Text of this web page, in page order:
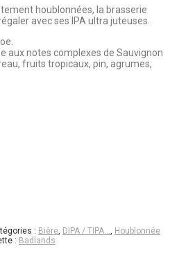
houblonnées, la brasserie
avec ses IPA ultra juteuses.
aux notes complexes de Sauvignon
fruits tropicaux, pin, agrumes,
: Bière, DIPA / TIPA…, Houblonnée
: Badlands